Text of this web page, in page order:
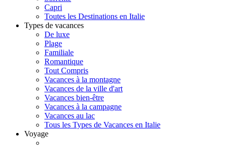
Capri
Toutes les Destinations en Italie
Types de vacances
De luxe
Plage
Familiale
Romantique
Tout Compris
Vacances à la montagne
Vacances de la ville d'art
Vacances bien-être
Vacances à la campagne
Vacances au lac
Tous les Types de Vacances en Italie
Voyage